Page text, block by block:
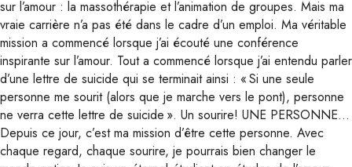
sur l’amour : la massothérapie et l’animation de groupes. Mais ma
vraie carrière n’a pas été dans le cadre d’un emploi. Ma véritable
mission a commencé lorsque j’ai écouté une conférence
inspirante sur l’amour. Tout a commencé lorsque j’ai entendu parler
d’une lettre de suicide qui se terminait ainsi : « Si une seule
personne me sourit (alors que je marche vers le pont), personne
ne verra cette lettre de suicide ». Un sourire! UNE PERSONNE…
Depuis ce jour, c’est ma mission d’être cette personne. Avec
chaque regard, chaque sourire, je pourrais bien changer le